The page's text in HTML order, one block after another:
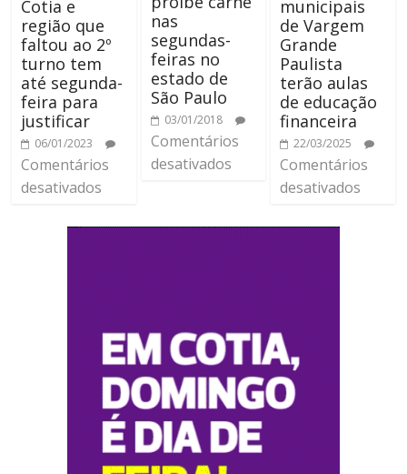
Cotia e
região que
faltou ao 2º
turno tem
até segunda-
feira para
justificar
06/01/2023
Comentários
desativados
nas
segundas-
feiras no
estado de
São Paulo
03/01/2018
Comentários
desativados
municipais
de Vargem
Grande
Paulista
terão aulas
de educação
financeira
22/03/2025
Comentários
desativados